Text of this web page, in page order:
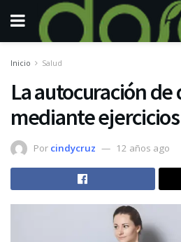
Inicio Salud
La autocuración de
mediante
Por cindycruz 12 años ago